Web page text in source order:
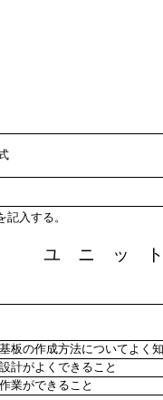
入する。
ユ ニ ッ
板の作成方法についてよく
計がよくできること
業ができること